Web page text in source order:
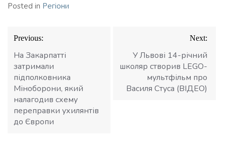
Posted in Регіони
Навігація
записів
Previous:
На Закарпатті
затримали
підполковника
Міноборони, який
налагодив схему
переправки ухилянтів
до Європи
Next:
У Львові 14-річний
школяр створив LEGO-
мультфільм про
Василя Стуса (ВІДЕО)